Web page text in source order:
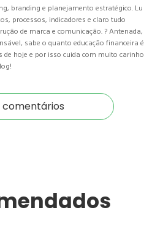
branding e planejamento estratégico. Lu
processos, indicadores e claro tudo
de marca e comunicação. ? Antenada,
sabe o quanto educação financeira é
hoje e por isso cuida com muito carinho
comentários